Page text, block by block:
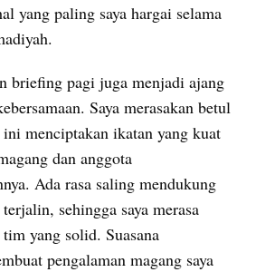
yang paling saya hargai selama
briefing pagi juga menjadi ajang
Saya merasakan betul
menciptakan ikatan yang kuat
dan anggota
Ada rasa saling mendukung
sehingga saya merasa
yang solid. Suasana
pengalaman magang saya